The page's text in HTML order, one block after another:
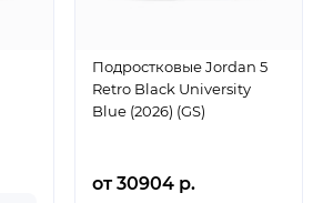
Подростковые Jordan 5
Retro Black University
Blue (2026) (GS)
от 30904 р.